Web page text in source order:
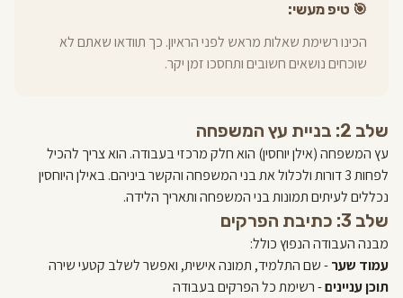
🎯 טיפ מעשי:
הכינו רשימת שאלות מראש לפני הראיון. כך תוודאו שאתם לא
שוכחים נושאים חשובים ותחסכו זמן יקר.
שלב 2: בניית עץ המשפחה
עץ המשפחה (אילן יוחסין) הוא חלק מרכזי בעבודה. הוא צריך להכיל
לפחות 3 דורות ולכלול את בני המשפחה והקשר ביניהם. באילן היוחסין
נכללים לעיתים תמונות בני המשפחה ותאריך הלידה.
שלב 3: כתיבת הפרקים
מבנה העבודה הנפוץ כולל:
עמוד שער- שם התלמיד, תמונה אישית, ואפשר לשלב קטעי שירה
תוכן עניינים- רשימת כל הפרקים בעבודה